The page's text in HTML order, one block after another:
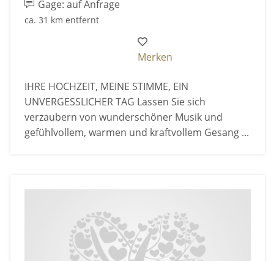
Gage: auf Anfrage
ca. 31 km entfernt
Merken
IHRE HOCHZEIT, MEINE STIMME, EIN
UNVERGESSLICHER TAG Lassen Sie sich
verzaubern von wunderschöner Musik und
gefühlvollem, warmen und kraftvollem Gesang ...